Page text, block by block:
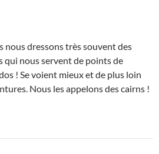
nous dressons très souvent des
qui nous servent de points de
! Se voient mieux et de plus loin
Nous les appelons des cairns !